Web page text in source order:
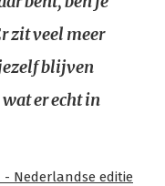
zit veel meer
blijven
er echt in
- Nederlandse editie